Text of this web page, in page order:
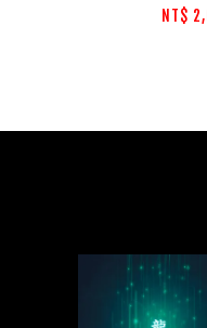
NT$